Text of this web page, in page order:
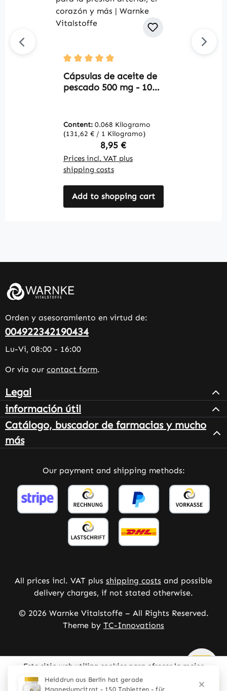
Average rating of 5 out of 5 stars
Cápsulas de aceite de
pescado 500 mg - 100
y vitamina E - para la
presión arterial, el
corazón y más |
Warnke Vitalstoffe
Content: 0.068 Kilogramo
(131,62 € / 1 Kilogramo)
Regular price:
8,95 €
Prices incl. VAT plus
shipping costs
Add to shopping cart
Orden y asesoramiento en virtud de:
004922342190434
Lu-Vi, 08:00 - 16:00
Or via our contact form.
Legal
información útil
Catálogo, buscador de farmacias y mucho
más
Our payment and shipping methods:
All prices incl. VAT plus shipping costs and possible
delivery charges, if not stated otherwise.
© 2026 Warnke Vitalstoffe – All Rights Reserved.
Theme by TC-Innovations
Este sitio web utiliza cookies para ofrecer la mejor
experiencia posible.Mehr Informationen ...